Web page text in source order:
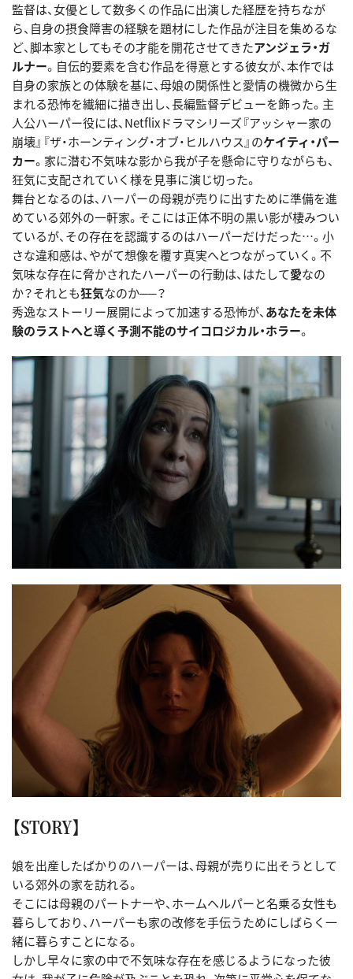
監督は、女優として数多くの作品に出演した経歴を持ちなが
ら、自身の摂食障害の経験を題材にした作品が注目を集めるな
ど、脚本家としてもその才能を開花させてきたアンジェラ・ガ
ルナー。自伝的要素を含む作品を得意とする彼女が、本作では
自身の家族との体験を基に、母娘の関係性と愛情の機微から生
まれる恐怖を繊細に描き出し、長編監督デビューを飾った。主
人公ハーパー役には、Netflixドラマシリーズ『アッシャー家の
崩壊』『ザ・ホーンティング・オブ・ヒルハウス』のケイティ・パー
カー。家に潜む不気味な影から我が子を懸命に守りながらも、
狂気に支配されていく様を見事に演じ切った。
舞台となるのは、ハーパーの母親が売りに出すために準備を進
めている郊外の一軒家。そこには正体不明の黒い影が棲みつい
ているが、その存在を認識するのはハーパーだけだった…。小
さな違和感は、やがて想像を覆す真実へとつながっていく。不
気味な存在に脅かされたハーパーの行動は、はたして愛なの
か？それとも狂気なのか──？
秀逸なストーリー展開によって加速する恐怖が、あなたを未体
験のラストへと導く予測不能のサイコロジカル・ホラー。
【STORY】
娘を出産したばかりのハーパーは、母親が売りに出そうとして
いる郊外の家を訪れる。
そこには母親のパートナーや、ホームヘルパーと名乗る女性も
暮らしており、ハーパーも家の改修を手伝うためにしばらく一
緒に暮らすことになる。
しかし早々に家の中で不気味な存在を感じるようになった彼